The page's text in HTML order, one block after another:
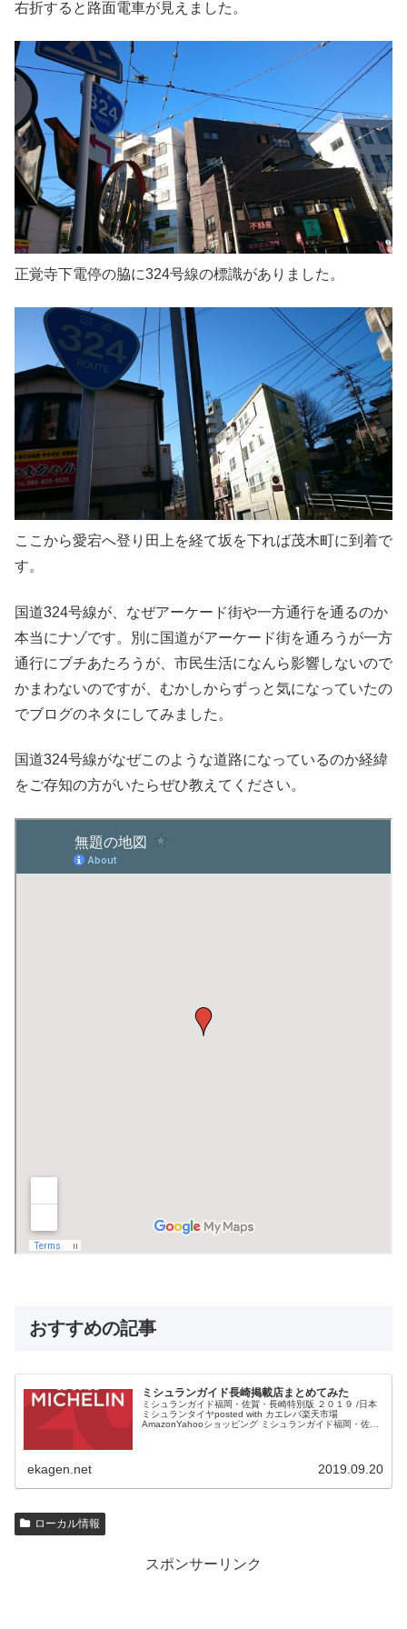
右折すると路面電車が見えました。
正覚寺下電停の脇に324号線の標識がありました。
ここから愛宕へ登り田上を経て坂を下れば茂木町に到着で
す。
国道324号線が、なぜアーケード街や一方通行を通るのか
本当にナゾです。別に国道がアーケード街を通ろうが一方
通行にブチあたろうが、市民生活になんら影響しないので
かまわないのですが、むかしからずっと気になっていたの
でブログのネタにしてみました。
国道324号線がなぜこのような道路になっているのか経緯
をご存知の方がいたらぜひ教えてください。
おすすめの記事
ミシュランガイド長崎掲載店まとめてみた
ミシュランガイド福岡・佐賀・長崎特別版 ２０１９ /日本
ミシュランタイヤposted with カエレバ楽天市場
AmazonYahooショッピング ミシュランガイド福岡・佐
ekagen.net 2019.09.20
ローカル情報
スポンサーリンク